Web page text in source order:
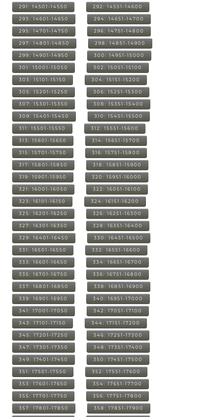
291: 14501-14550 292: 14551-14600
293: 14601-14650 294: 14651-14700
295: 14701-14750 296: 14751-14800
297: 14801-14850 298: 14851-14900
299: 14901-14950 300: 14951-15000
301: 15001-15050 302: 15051-15100
303: 15101-15150 304: 15151-15200
305: 15201-15250 306: 15251-15300
307: 15301-15350 308: 15351-15400
309: 15401-15450 310: 15451-15500
311: 15501-15550 312: 15551-15600
313: 15601-15650 314: 15651-15700
315: 15701-15750 316: 15751-15800
317: 15801-15850 318: 15851-15900
319: 15901-15950 320: 15951-16000
321: 16001-16050 322: 16051-16100
323: 16101-16150 324: 16151-16200
325: 16201-16250 326: 16251-16300
327: 16301-16350 328: 16351-16400
329: 16401-16450 330: 16451-16500
331: 16501-16550 332: 16551-16600
333: 16601-16650 334: 16651-16700
335: 16701-16750 336: 16751-16800
337: 16801-16850 338: 16851-16900
339: 16901-16950 340: 16951-17000
341: 17001-17050 342: 17051-17100
343: 17101-17150 344: 17151-17200
345: 17201-17250 346: 17251-17300
347: 17301-17350 348: 17351-17400
349: 17401-17450 350: 17451-17500
351: 17501-17550 352: 17551-17600
353: 17601-17650 354: 17651-17700
355: 17701-17750 356: 17751-17800
357: 17801-17850 358: 17851-17900